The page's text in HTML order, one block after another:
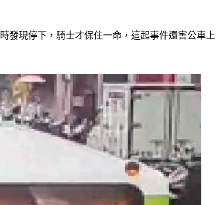
發現停下，騎士才保住一命，這起事件還害公車上